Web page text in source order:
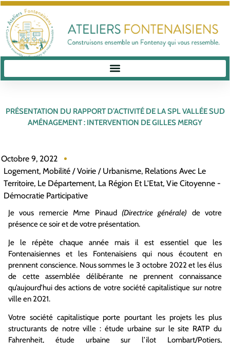
PRÉSENTATION DU RAPPORT D’ACTIVITÉ DE LA SPL VALLÉE SUD
AMÉNAGEMENT : INTERVENTION DE GILLES MERGY
Octobre 9, 2022
Logement, Mobilité / Voirie / Urbanisme, Relations Avec Le
Territoire, Le Département, La Région Et L'Etat, Vie Citoyenne -
Démocratie Participative
Je vous remercie Mme Pinaud(Directrice générale) de votre
présence ce soir et de votre présentation.
Je le répète chaque année mais il est essentiel que les
Fontenaisiennes et les Fontenaisiens qui nous écoutent en
prennent conscience. Nous sommes le 3 octobre 2022 et les élus
de cette assemblée délibérante ne prennent connaissance
qu’aujourd’hui des actions de votre société capitalistique sur notre
ville en 2021.
Votre société capitalistique porte pourtant les projets les plus
structurants de notre ville : étude urbaine sur le site RATP du
Fahrenheit, étude urbaine sur l’ilot Lombart/Potiers,